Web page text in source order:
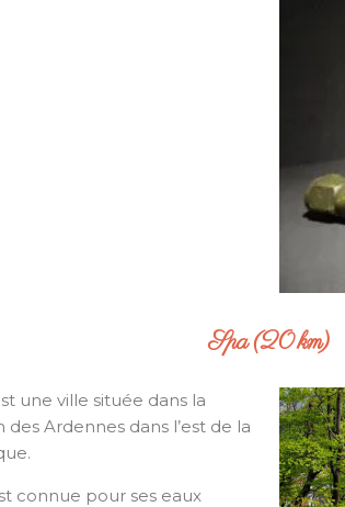
Spa (20 km)
une ville située dans la
des Ardennes dans l’est de la
connue pour ses eaux